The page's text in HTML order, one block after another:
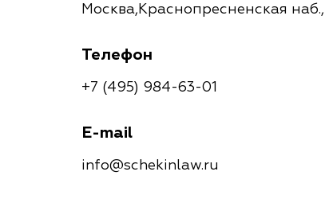
Москва,Краснопресненская
Телефон
+7 (495) 984-63-01
E-mail
info@schekinlaw.ru